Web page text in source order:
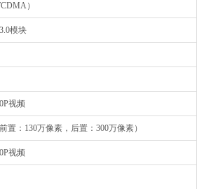
）
模块
视频
置：130万像素，后置：300万像素）
视频